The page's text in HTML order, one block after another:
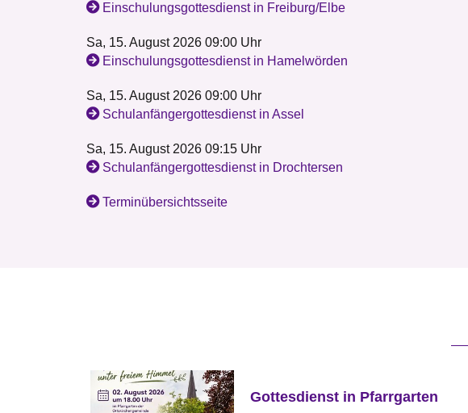
Einschulungsgottesdienst in Freiburg/Elbe
Sa, 15. August 2026 09:00 Uhr
Einschulungsgottesdienst in Hamelwörden
Sa, 15. August 2026 09:00 Uhr
Schulanfängergottesdienst in Assel
Sa, 15. August 2026 09:15 Uhr
Schulanfängergottesdienst in Drochtersen
Terminübersichtsseite
Gottesdienst in Pfarrgarten